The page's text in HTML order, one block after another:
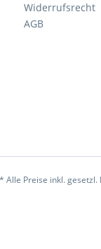
Widerrufsrecht
AGB
* Alle Preise inkl.